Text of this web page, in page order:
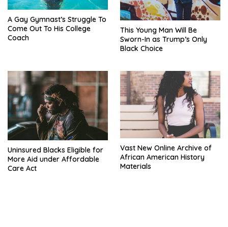
A Gay Gymnast’s Struggle To
Come Out To His College
Coach
This Young Man Will Be
Sworn-In as Trump’s Only
Black Choice
Uninsured Blacks Eligible for
More Aid under Affordable
Care Act
Vast New Online Archive of
African American History
Materials